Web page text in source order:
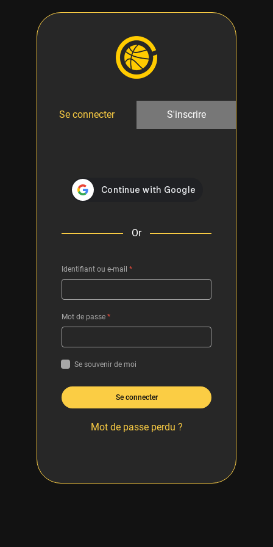
Se connecter S'inscrire
Or
Identifiant ou e-mail *
Mot de passe *
Se souvenir de moi
Se connecter
Mot de passe perdu ?